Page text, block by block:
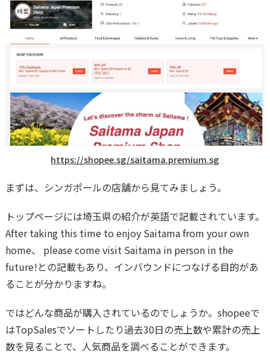
https://shopee.sg/saitama.premium.sg
まずは、シンガポールの店舗から見てみましょう。
トップページには埼玉県の紹介が英語で記載されています。
After taking this time to enjoy Saitama from your own
home、 please come visit Saitama in person in the
future!との記載もあり、インバウンドにつなげる目的があ
ることが分かりますね。
ではどんな商品が購入されているのでしょうか。shopeeで
はTopSalesでソートしたり過去30日の売上数や累計の売上
数を見ることで、人気商品を調べることができます。